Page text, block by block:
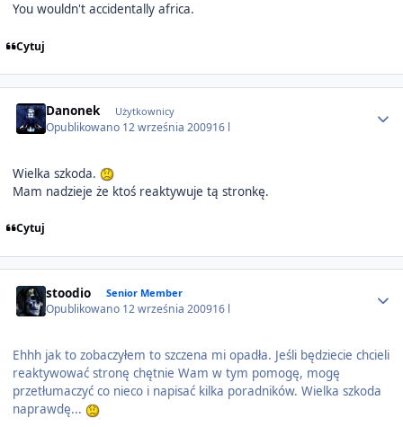
You wouldn't accidentally africa.
Cytuj
Danonek Użytkownicy
Opublikowano 12 września 200916 l
Wielka szkoda.
Mam nadzieje że ktoś reaktywuje tą stronkę.
Cytuj
stoodio Senior Member
Opublikowano 12 września 200916 l
Ehhh jak to zobaczyłem to szczena mi opadła. Jeśli będziecie chcieli
reaktywować stronę chętnie Wam w tym pomogę, mogę
przetłumaczyć co nieco i napisać kilka poradników. Wielka szkoda
naprawdę...